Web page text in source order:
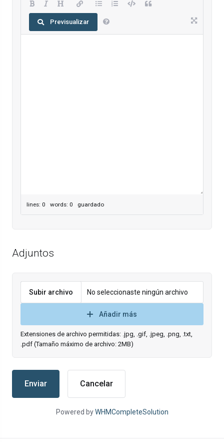
Previsualizar
lines: 0 words: 0 guardado
Adjuntos
Subir archivo No seleccionaste ningún archivo
Añadir más
Extensiones de archivo permitidas: .jpg, .gif, .jpeg, .png, .txt,
.pdf (Tamaño máximo de archivo: 2MB)
Cancelar
Powered byWHMCompleteSolution